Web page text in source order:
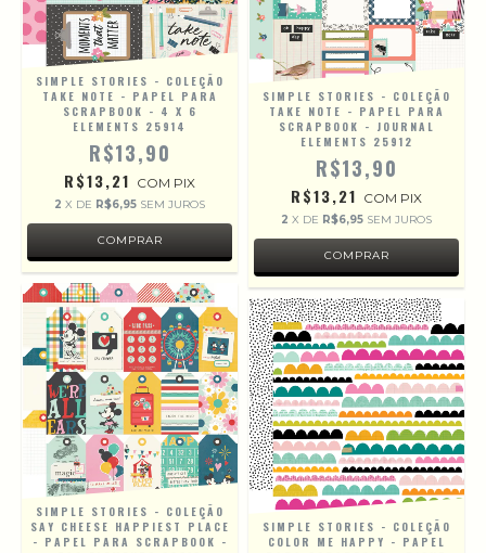
SIMPLE STORIES - COLEÇÃO
TAKE NOTE - PAPEL PARA
SCRAPBOOK - 4 X 6
ELEMENTS 25914
R$13,90
R$13,21 COM PIX
2 X DE R$6,95 SEM JUROS
SIMPLE STORIES - COLEÇÃO
TAKE NOTE - PAPEL PARA
SCRAPBOOK - JOURNAL
ELEMENTS 25912
R$13,90
R$13,21 COM PIX
2 X DE R$6,95 SEM JUROS
SIMPLE STORIES - COLEÇÃO
SAY CHEESE HAPPIEST PLACE
- PAPEL PARA SCRAPBOOK -
SIMPLE STORIES - COLEÇÃO
COLOR ME HAPPY - PAPEL